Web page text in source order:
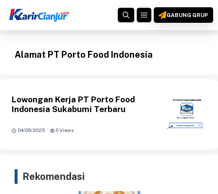
MENUGABUNG GRUP
Alamat PT Porto Food Indonesia
Lowongan Kerja PT Porto Food
Indonesia Sukabumi Terbaru
04/05/2025 · 0 Views
Rekomendasi